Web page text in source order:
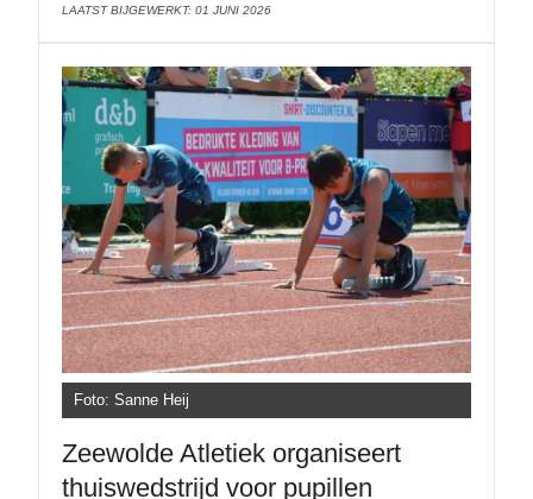
LAATST BIJGEWERKT: 01 JUNI 2026
Foto: Sanne Heij
Zeewolde Atletiek organiseert
thuiswedstrijd voor pupillen